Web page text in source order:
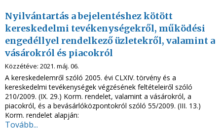
Nyilvántartás a bejelentéshez kötött
kereskedelmi tevékenységekről, működési
engedéllyel rendelkező üzletekről, valamint a
vásárokról és piacokról
Közzétéve: 2021. máj. 06.
A kereskedelemről szóló 2005. évi CLXIV. törvény és a
kereskedelmi tevékenységek végzésének feltételeiről szóló
210/2009. (IX. 29.) Korm. rendelet, valamint a vásárokról, a
piacokról, és a bevásárlóközpontokról szóló 55/2009. (III. 13.)
Korm. rendelet alapján:
Tovább...